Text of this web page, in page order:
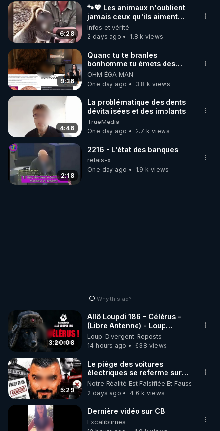
6:28
🐾💖 Les animaux n'oublient
jamais ceux qu'ils aiment…
🥹❤️
Infos et vérité
2 days ago
1.8 k views
9:36
Quand tu te branles
bonhomme tu émets des
ondes ils ont juste omis de
t'expliquer
OHM ÉGA MAN
One day ago
3.8 k views
4:46
La problématique des dents
dévitalisées et des implants
TrueMedia
One day ago
2.7 k views
2:18
2216 - L'état des banques
relais-x
One day ago
1.9 k views
Why this ad?
3:20:08
Allô Loupdi 186 - Célérus -
(Libre Antenne) - Loup
Divergent 2026.08.06
Loup_Divergent_Reposts
14 hours ago
638 views
5:29
Le piège des voitures
électriques se referme sur
les usagers !
Notre Réalité Est Falsifiée Et Fausse
2 days ago
4.6 k views
Dernière vidéo sur CB
Excaliburnes